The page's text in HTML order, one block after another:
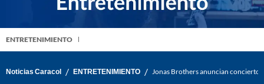
ENTRETENIMIENTO
Noticias Caracol / ENTRETENIMIENTO / Jonas Brothers anuncian concierto